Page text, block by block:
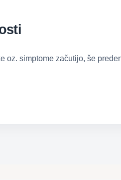
oz. simptome začutijo, še